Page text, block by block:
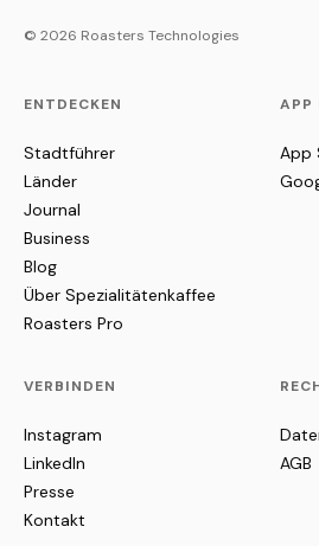
© 2026 Roasters Technologies
ENTDECKEN
Stadtführer
Länder
Journal
Business
Blog
Über Spezialitätenkaffee
Roasters Pro
APP
App
VERBINDEN
Instagram
LinkedIn
Presse
Kontakt
AGB